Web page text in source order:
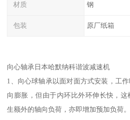
材质 钢
包装 原厂纸箱
向心轴承日本哈默纳科谐波减速机
1、向心球轴承以面对面方式安装，工
向膨胀，但由于内环比外环伸长快，
生额外的轴向负荷，亦即增加预加负荷。